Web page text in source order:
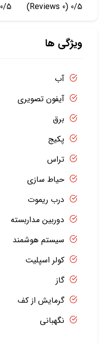
0/5
(0 Reviews)
0/5
ویژگی ها
آب
آیفون تصویری
برق
پکیج
تراس
حیاط سازی
درب ریموت
دوربین مداربسته
سیستم هوشمند
کولر اسپلیت
گاز
گرمایش از کف
نگهبانی